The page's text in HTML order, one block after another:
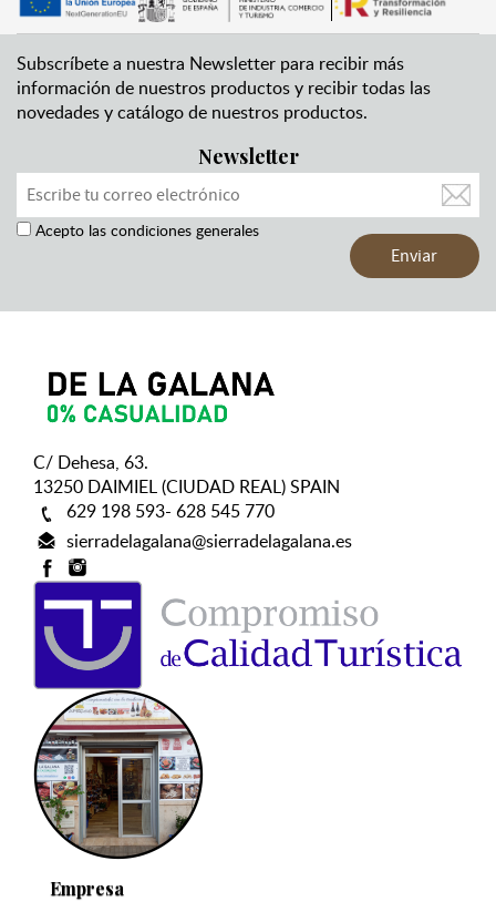
Subscríbete a nuestra Newsletter para recibir más
información de nuestros productos y recibir todas las
novedades y catálogo de nuestros productos.
Newsletter
Acepto las condiciones generales
C/ Dehesa, 63.
13250 DAIMIEL (CIUDAD REAL) SPAIN
629 198 593- 628 545 770
sierradelagalana@sierradelagalana.es
Empresa